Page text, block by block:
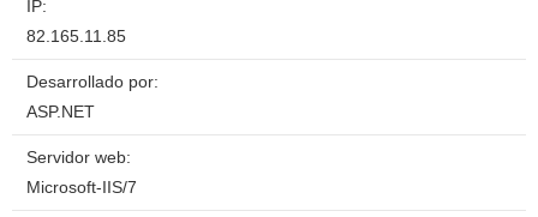
IP:
82.165.11.85
Desarrollado por:
ASP.NET
Servidor web:
Microsoft-IIS/7